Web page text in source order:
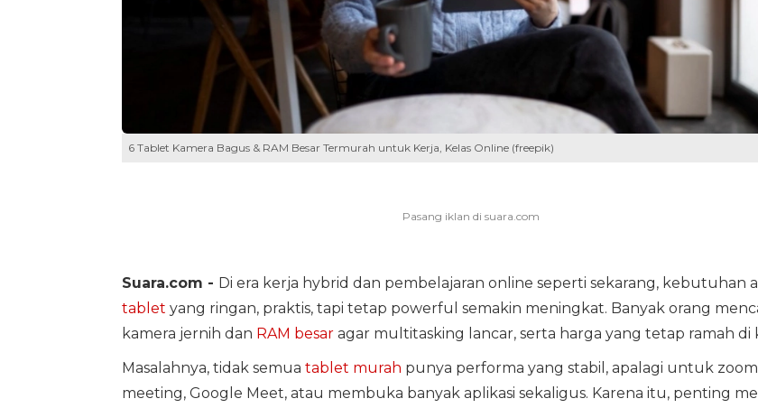
6 Tablet Kamera Bagus & RAM Besar Termurah untuk Kerja, Kelas Online (freepik)
Suara.com - Di era kerja hybrid dan pembelajaran online seperti sekarang, kebutuhan
tablet yang ringan, praktis, tapi tetap powerful semakin meningkat. Banyak orang
kamera jernih dan RAM besaragar multitasking lancar, serta harga yang tetap ramah di
Masalahnya, tidak semua tablet murah punya performa yang stabil, apalagi untuk zoom
meeting, Google Meet, atau membuka banyak aplikasi sekaligus. Karena itu, penting